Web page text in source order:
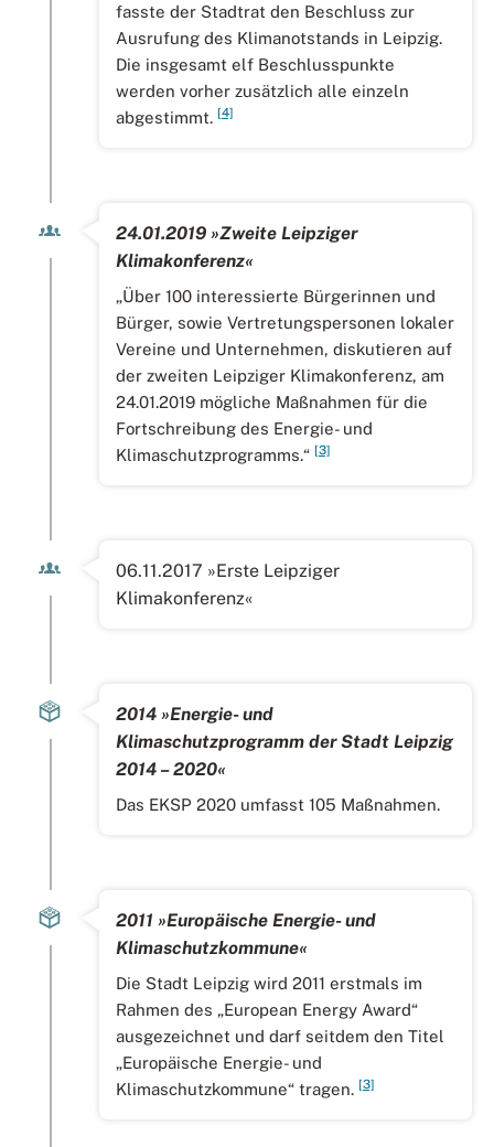
fasste der Stadtrat den Beschluss zur
Ausrufung des Klimanotstands in Leipzig.
Die insgesamt elf Beschlusspunkte
werden vorher zusätzlich alle einzeln
abgestimmt. [4]
24.01.2019 »Zweite Leipziger
Klimakonferenz«
„Über 100 interessierte Bürgerinnen und
Bürger, sowie Vertretungspersonen lokaler
Vereine und Unternehmen, diskutieren auf
der zweiten Leipziger Klimakonferenz, am
24.01.2019 mögliche Maßnahmen für die
Fortschreibung des Energie- und
Klimaschutzprogramms.“ [3]
06.11.2017 »Erste Leipziger
Klimakonferenz«
2014 »Energie- und
Klimaschutzprogramm der Stadt Leipzig
2014 – 2020«
Das EKSP 2020 umfasst 105 Maßnahmen.
2011 »Europäische Energie- und
Klimaschutzkommune«
Die Stadt Leipzig wird 2011 erstmals im
Rahmen des „European Energy Award“
ausgezeichnet und darf seitdem den Titel
„Europäische Energie- und
Klimaschutzkommune“ tragen. [3]